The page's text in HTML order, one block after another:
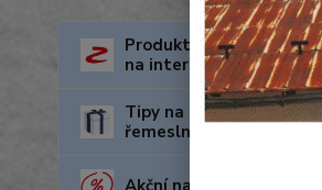
Produkty za nejnižší
na internetu
Tipy na dárky pro kutily
řemeslníky
Akční nabídka